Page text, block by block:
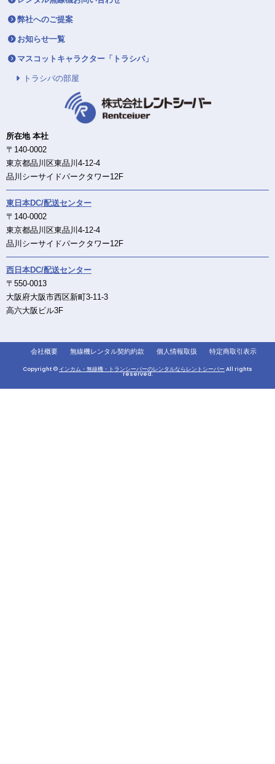
弊社へのご提案
お知らせ一覧
マスコットキャラクター「トラシバ」
トラシバの部屋
所在地 本社
〒140-0002
東京都品川区東品川4-12-4
品川シーサイドパークタワー12F
東日本DC/配送センター
〒140-0002
東京都品川区東品川4-12-4
品川シーサイドパークタワー12F
西日本DC/配送センター
〒550-0013
大阪府大阪市西区新町3-11-3
高六大阪ビル3F
会社概要 無線機レンタル契約約款 個人情報取扱 特定商取引表示
Copyright © インカム・無線機・トランシーバーのレンタルならレントシーバーAll rights
reserved.